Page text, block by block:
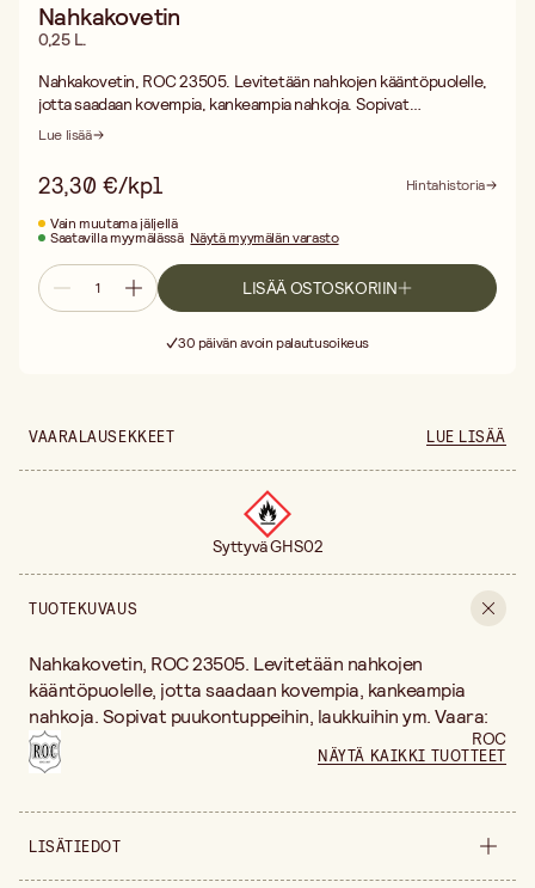
Nahkakovetin
0,25 L.
Nahkakovetin, ROC 23505. Levitetään nahkojen kääntöpuolelle,
jotta saadaan kovempia, kankeampia nahkoja. Sopivat
puukontuppeihin, laukkuihin ym. Vaara: H225 Helposti syttyvä
Lue lisää
23,30 €/kpl
Hintahistoria
Vain muutama jäljellä
Saatavilla myymälässä Näytä myymälän varasto
LISÄÄ OSTOSKORIIN
Ilmainen toimitus yli 75 € ostoksille
30 päivän avoin palautusoikeus
VAARALAUSEKKEET LUE LISÄÄ
Syttyvä GHS02
TUOTEKUVAUS
Nahkakovetin, ROC 23505. Levitetään nahkojen
kääntöpuolelle, jotta saadaan kovempia, kankeampia
nahkoja. Sopivat puukontuppeihin, laukkuihin ym. Vaara:
ROC
NÄYTÄ KAIKKI TUOTTEET
LISÄTIEDOT